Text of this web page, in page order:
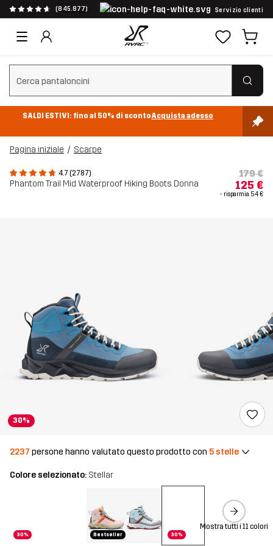
(845.877) Servizio clienti
Cancella ricerca
SALDI ESTIVI: fino al 50% di scontoAcquista adesso
Pagina iniziale Scarpe
4.7 (2787)
Phantom Trail Mid Waterproof Hiking Boots Donna
179 €
125 €
- risparmia 54 €
30%
2237 persone hanno valutato questo prodotto con 5 stelle
Colore selezionato: Stellar
30% Bestseller 30%
Mostra tutti i 11 colori